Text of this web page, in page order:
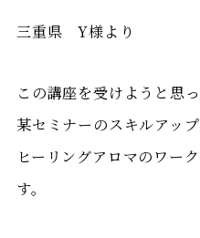
三重県 Y様より
この講座を受けようと思
某セミナーのスキルアッ
ヒーリングアロマのワー
す。